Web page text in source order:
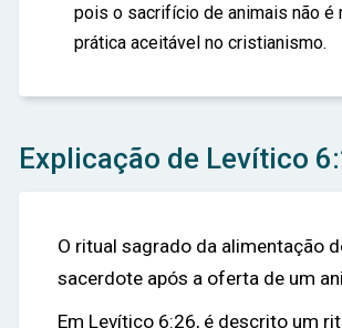
pois o sacrifício de animais não é
prática aceitável no cristianismo.
Explicação de Levítico
O ritual sagrado da alimentação
sacerdote após a oferta de um
Em Levítico 6:26, é descrito um